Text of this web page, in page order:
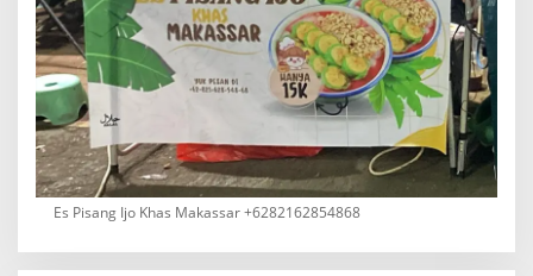
Es Pisang Ijo Khas Makassar +6282162854868